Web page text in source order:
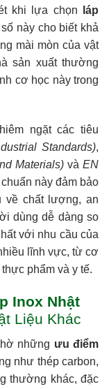
khi lựa chọn
láp
này cho biết khả
mài mòn của vật
sản xuất thường
cơ học này trong
ngặt các tiêu
Standards),
Materials) và EN
này đảm bảo
về chất lượng, an
dùng dễ dàng so
với nhu cầu của
lĩnh vực, từ cơ
phẩm và y tế.
Inox Nhật
Liệu Khác
những ưu điểm
như thép carbon,
thường khác, đặc